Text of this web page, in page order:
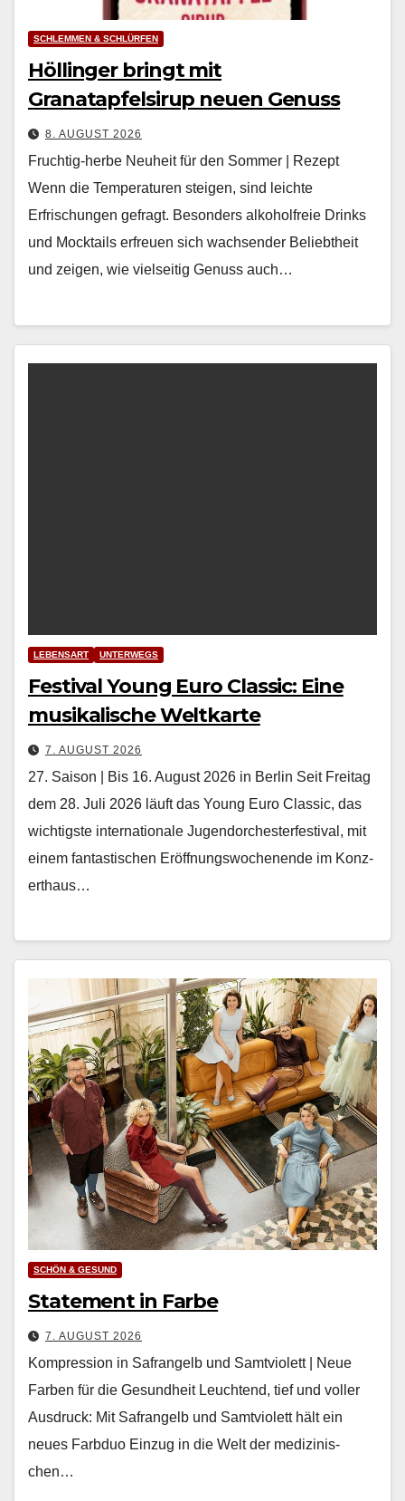
SCHLEMMEN & SCHLÜRFEN
Höllinger bringt mit
Granatapfelsirup neuen Genuss
8. AUGUST 2026
Fruchtig-herbe Neuheit für den Sommer | Rezept
Wenn die Tem­per­a­turen steigen, sind leichte
Erfrischun­gen gefragt. Beson­ders alko­hol­freie Drinks
und Mock­tails erfreuen sich wach­sender Beliebtheit
und zeigen, wie viel­seit­ig Genuss auch…
LEBENSART UNTERWEGS
Festival Young Euro Classic: Eine
musikalische Weltkarte
7. AUGUST 2026
27. Saison | Bis 16. August 2026 in Berlin Seit Fre­itag
dem 28. Juli 2026 läuft das Young Euro Clas­sic, das
wichtig­ste inter­na­tionale Ju­gendorchesterfestival, mit
einem fan­tastis­chen Eröff­nungswoch­enende im Konz­
erthaus…
SCHÖN & GESUND
Statement in Farbe
7. AUGUST 2026
Kompression in Safrangelb und Samtviolett | Neue
Farben für die Gesundheit Leuch­t­end, tief und voller
Aus­druck: Mit Safrangelb und Samtvi­o­lett hält ein
neues Farb­duo Einzug in die Welt der medi­zinis­
chen…